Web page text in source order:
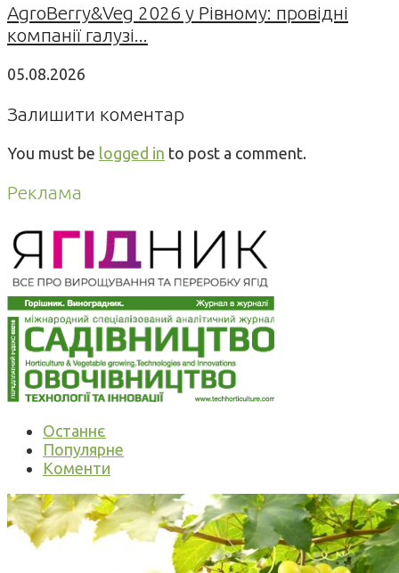
AgroBerry&Veg 2026 у Рівному: провідні
компанії галузі...
05.08.2026
Залишити коментар
You must be logged in to post a comment.
Реклама
Останнє
Популярне
Коменти